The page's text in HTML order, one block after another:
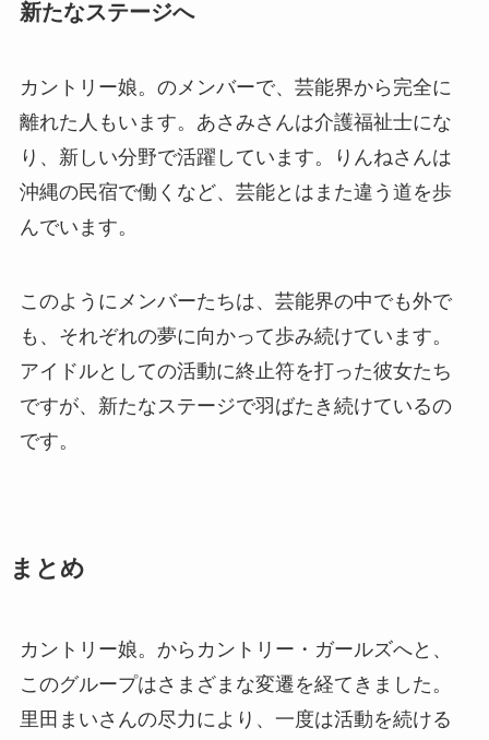
新たなステージへ
カントリー娘。のメンバーで、芸能界から完全に
離れた人もいます。あさみさんは介護福祉士にな
り、新しい分野で活躍しています。りんねさんは
沖縄の民宿で働くなど、芸能とはまた違う道を歩
んでいます。
このようにメンバーたちは、芸能界の中でも外で
も、それぞれの夢に向かって歩み続けています。
アイドルとしての活動に終止符を打った彼女たち
ですが、新たなステージで羽ばたき続けているの
です。
まとめ
カントリー娘。からカントリー・ガールズへと、
このグループはさまざまな変遷を経てきました。
里田まいさんの尽力により、一度は活動を続ける